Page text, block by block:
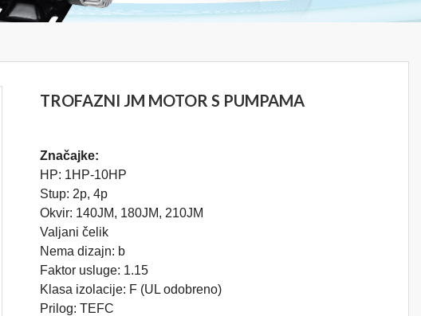
TROFAZNI JM MOTOR S PUMPAMA
Značajke:
HP: 1HP-10HP
Stup: 2p, 4p
Okvir: 140JM, 180JM, 210JM
Valjani čelik
Nema dizajn: b
Faktor usluge: 1.15
Klasa izolacije: F (UL odobreno)
Prilog: TEFC